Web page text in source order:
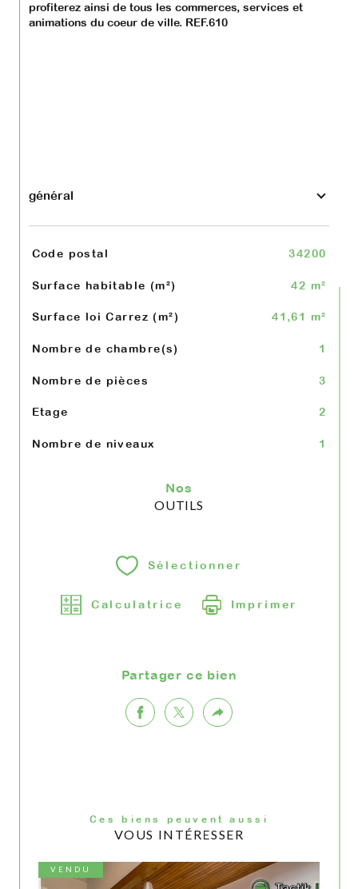
profiterez ainsi de tous les commerces, services et
animations du coeur de ville. REF.610
général
TRAD_SIROCCO_Caracteristique
Code postal 34200
Surface habitable (m²) 42 m²
Surface loi Carrez (m²) 41,61 m²
Nombre de chambre(s) 1
Nombre de pièces 3
Etage 2
Nombre de niveaux 1
Nos
OUTILS
Sélectionner
Calculatrice Imprimer
Partager ce bien
Ces biens peuvent aussi
VOUS INTÉRESSER
VENDU